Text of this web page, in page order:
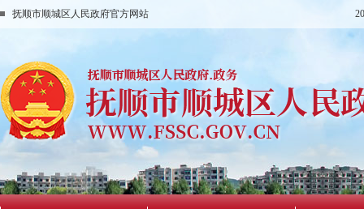
抚顺市顺城区人民政府官方网站